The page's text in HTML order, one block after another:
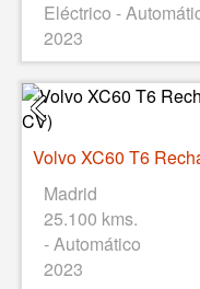
Eléctrico -
2023
Madrid
25.100 kms.
- Automático
2023